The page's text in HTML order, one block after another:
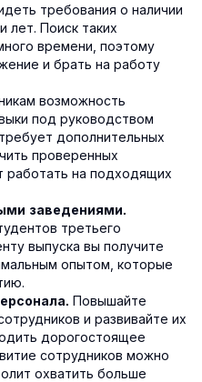
требования о наличии
лет. Поиск таких
времени, поэтому
и брать на работу
возможность
под руководством
дополнительных
проверенных
работать на подходящих
заведениями.
третьего
выпуска вы получите
опытом, которые
Повышайте
и развивайте их
дорогостоящее
сотрудников можно
охватить больше